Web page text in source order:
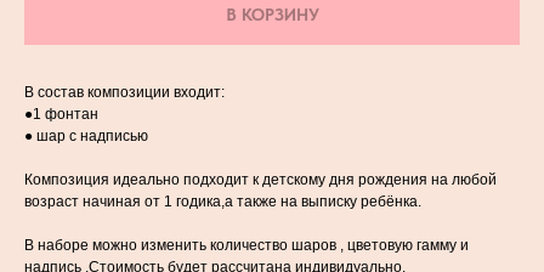
В КОРЗИНУ
В состав композиции входит:
●1 фонтан
● шар с надписью
Композиция идеально подходит к детскому дня рождения на любой
возраст начиная от 1 годика,а также на выписку ребёнка.
В наборе можно изменить количество шаров , цветовую гамму и
надпись .Стоимость будет рассчитана индивидуально.